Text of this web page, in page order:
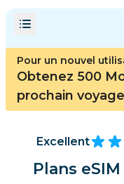
Pour un nouvel
Obtenez 500
prochain voyage
Excellent
Plans